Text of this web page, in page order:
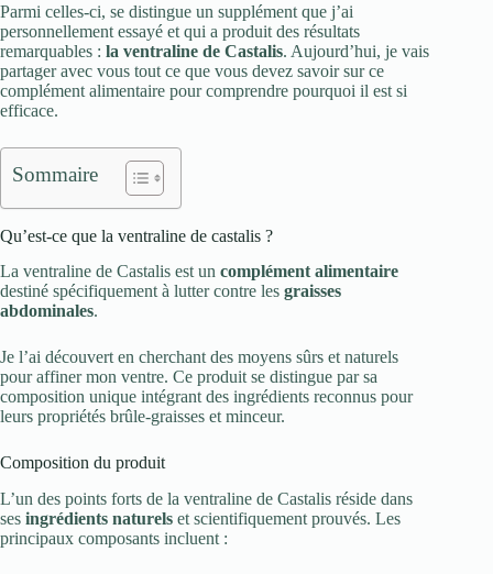
Parmi celles-ci, se distingue un supplément que j’ai
personnellement essayé et qui a produit des résultats
remarquables : la ventraline de Castalis. Aujourd’hui, je vais
partager avec vous tout ce que vous devez savoir sur ce
complément alimentaire pour comprendre pourquoi il est si
efficace.
Sommaire
Qu’est-ce que la ventraline de castalis ?
La ventraline de Castalis est un complément alimentaire
destiné spécifiquement à lutter contre les graisses
abdominales.
Je l’ai découvert en cherchant des moyens sûrs et naturels
pour affiner mon ventre. Ce produit se distingue par sa
composition unique intégrant des ingrédients reconnus pour
leurs propriétés brûle-graisses et minceur.
Composition du produit
L’un des points forts de la ventraline de Castalis réside dans
ses ingrédients naturels et scientifiquement prouvés. Les
principaux composants incluent :